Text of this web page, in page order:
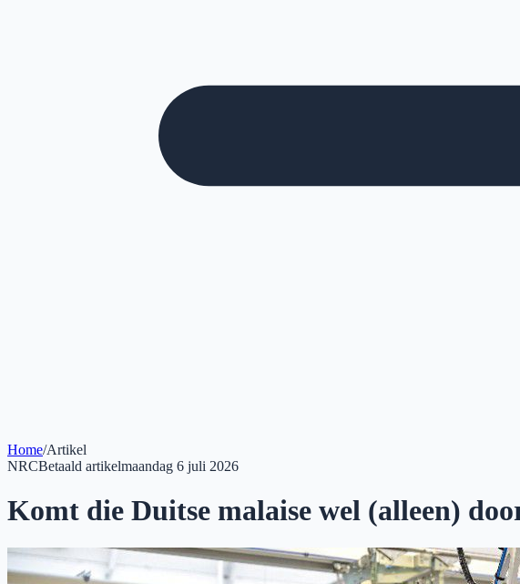
Home/Artikel
NRCBetaald artikelmaandag 6 juli 2026
Komt die Duitse malaise wel (alleen)